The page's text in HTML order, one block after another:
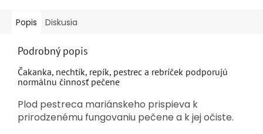
Popis Diskusia
Podrobný popis
Čakanka, nechtík, repík, pestrec a rebríček podporujú
normálnu činnosť pečene
Plod pestreca mariánskeho prispieva k
prirodzenému fungovaniu pečene a k jej očiste.